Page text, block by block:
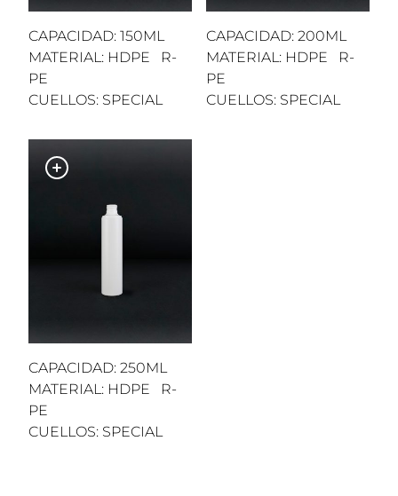
CAPACIDAD: 150ML
MATERIAL: HDPE R-
PE
CUELLOS: SPECIAL
CAPACIDAD: 200ML
MATERIAL: HDPE R-
PE
CUELLOS: SPECIAL
CAPACIDAD: 250ML
MATERIAL: HDPE R-
PE
CUELLOS: SPECIAL